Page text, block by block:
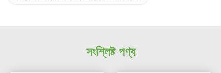
সংশ্লিষ্ট পণ্য